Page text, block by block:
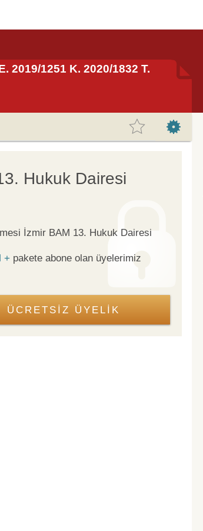
2019/1251 K. 2020/1832 T.
Hukuk Dairesi
İzmir BAM 13. Hukuk Dairesi
+ pakete abone olan üyelerimiz
ÜCRETSİZ ÜYELİK